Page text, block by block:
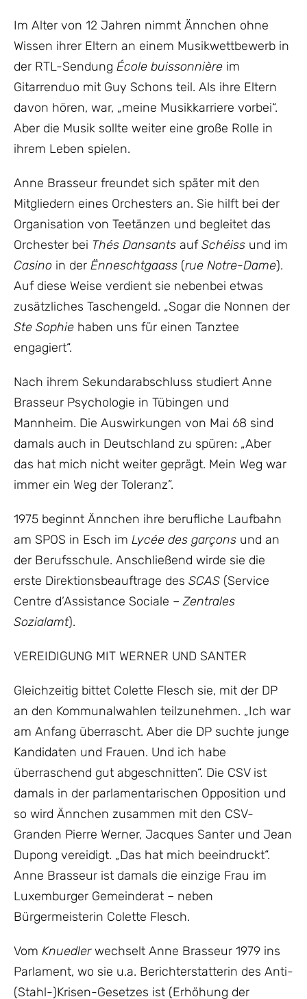
Im Alter von 12 Jahren nimmt Ännchen ohne
Wissen ihrer Eltern an einem Musikwettbewerb in
der RTL-Sendung École buissonnière im
Gitarrenduo mit Guy Schons teil. Als ihre Eltern
davon hören, war, „meine Musikkarriere vorbei“.
Aber die Musik sollte weiter eine große Rolle in
ihrem Leben spielen.
Anne Brasseur freundet sich später mit den
Mitgliedern eines Orchesters an. Sie hilft bei der
Organisation von Teetänzen und begleitet das
Orchester bei Thés Dansants aufSchéiss und im
Casino in der Ënneschtgaass (rue Notre-Dame).
Auf diese Weise verdient sie nebenbei etwas
zusätzliches Taschengeld. „Sogar die Nonnen der
Ste Sophie haben uns für einen Tanztee
engagiert“.
Nach ihrem Sekundarabschluss studiert Anne
Brasseur Psychologie in Tübingen und
Mannheim. Die Auswirkungen von Mai 68 sind
damals auch in Deutschland zu spüren: „Aber
das hat mich nicht weiter geprägt. Mein Weg war
immer ein Weg der Toleranz”.
1975 beginnt Ännchen ihre berufliche Laufbahn
am SPOS in Esch im Lycée des garçons und an
der Berufsschule. Anschließend wirde sie die
erste Direktionsbeauftrage des SCAS (Service
Centre d’Assistance Sociale –Zentrales
Sozialamt).
VEREIDIGUNG MIT WERNER UND SANTER
Gleichzeitig bittet Colette Flesch sie, mit der DP
an den Kommunalwahlen teilzunehmen. „Ich war
am Anfang überrascht. Aber die DP suchte junge
Kandidaten und Frauen. Und ich habe
überraschend gut abgeschnitten“. Die CSV ist
damals in der parlamentarischen Opposition und
so wird Ännchen zusammen mit den CSV-
Granden Pierre Werner, Jacques Santer und Jean
Dupong vereidigt. „Das hat mich beeindruckt“.
Anne Brasseur ist damals die einzige Frau im
Luxemburger Gemeinderat – neben
Bürgermeisterin Colette Flesch.
Vom Knuedlerwechselt Anne Brasseur 1979 ins
Parlament, wo sie u.a. Berichterstatterin des Anti-
(Stahl-)Krisen-Gesetzes ist (Erhöhung der